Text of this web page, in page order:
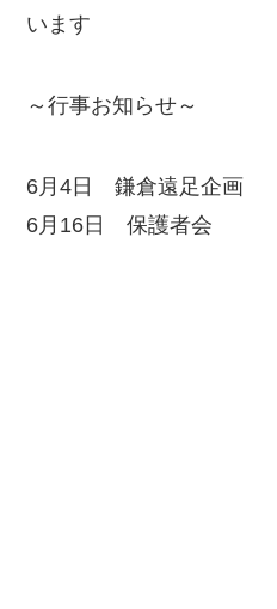
います
～行事お知らせ～
6月4日 鎌倉遠足企画
6月16日 保護者会